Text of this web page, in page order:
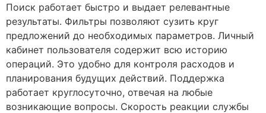
Поиск работает быстро и выдает релевантные
результаты. Фильтры позволяют сузить круг
предложений до необходимых параметров. Личный
кабинет пользователя содержит всю историю
операций. Это удобно для контроля расходов и
планирования будущих действий. Поддержка
работает круглосуточно, отвечая на любые
возникающие вопросы. Скорость реакции службы